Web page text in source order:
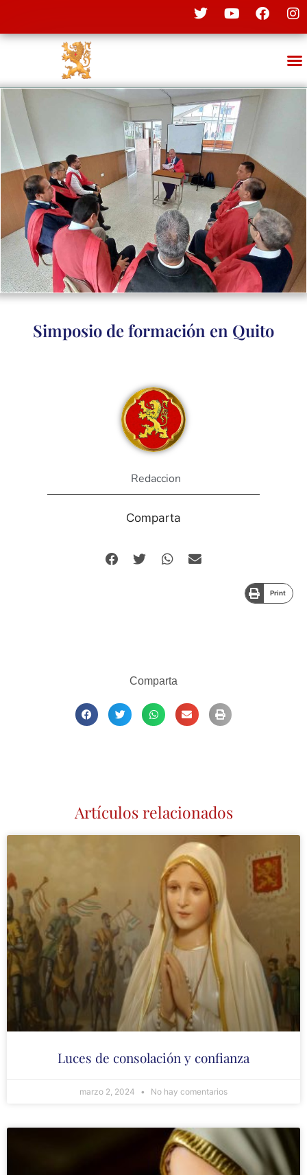
Simposio de formación en Quito
Redaccion
Comparta
Print
Comparta
Artículos relacionados
Luces de consolación y confianza
marzo 2, 2024 No hay comentarios